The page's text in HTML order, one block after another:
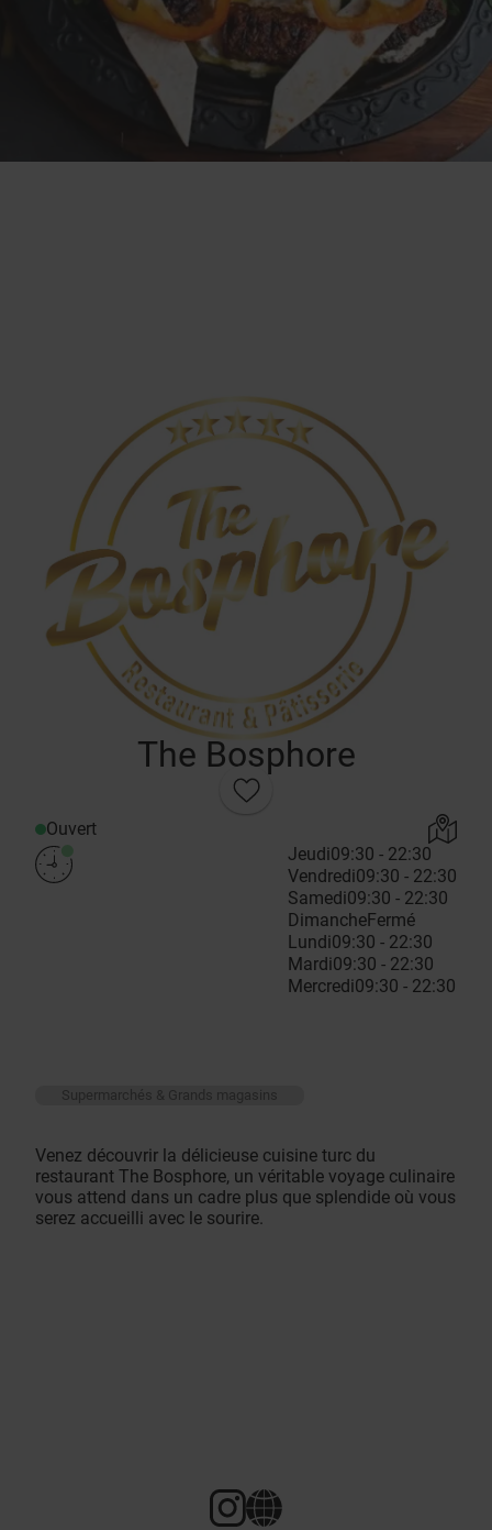
The Bosphore
Ouvert
Jeudi09:30 - 22:30
Vendredi09:30 - 22:30
Samedi09:30 - 22:30
DimancheFermé
Lundi09:30 - 22:30
Mardi09:30 - 22:30
Mercredi09:30 - 22:30
Supermarchés & Grands magasins
Venez découvrir la délicieuse cuisine turc du
restaurant The Bosphore, un véritable voyage culinaire
vous attend dans un cadre plus que splendide où vous
serez accueilli avec le sourire.